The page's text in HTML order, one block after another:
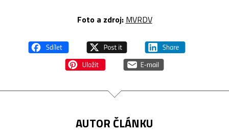
Foto a zdroj: MVRDV
AUTOR ČLÁNKU